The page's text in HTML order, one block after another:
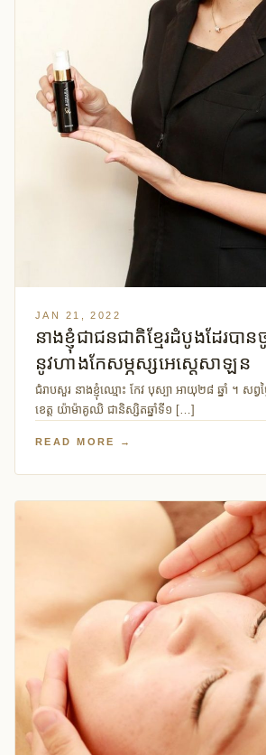
JAN 21, 2022
នាងខ្ញំុជាជនជាតិខ្មែរដំបូងដែរបាន
នូវហាងកែសម្ភស្សអេស្តេសាឡន
ជំរាបសួរ នាងខ្ញំុឈ្មោះ កែវ បុស្បា អាយុ២៨ ឆ្នាំ ។ សព្
ខេត្ត យ៉ាម៉ាគូឈិ ជានិស្សិតឆ្នាំទី១ […]
READ MORE →